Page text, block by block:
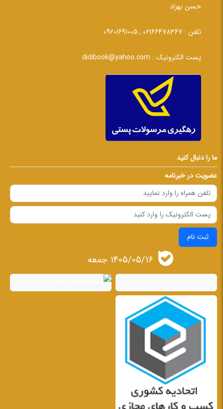
حسن بهزاد
تلفن : 02166478367 , 09201691005
پست الکترونیک : didibook@yahoo.com
ما را دنبال کنید
عضویت در خبرنامه
ثبت نام
1405/05/16 جمعه